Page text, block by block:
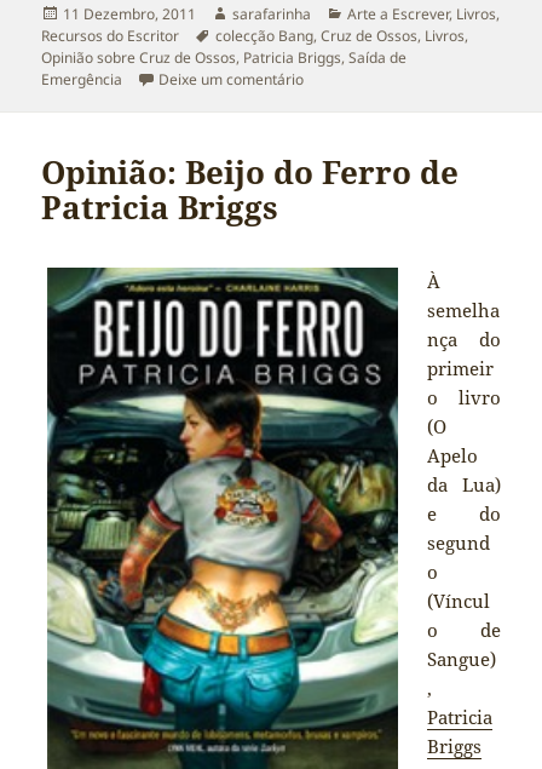
Publicado
a
11 Dezembro, 2011 Autor
sarafarinha Categorias
Arte a Escrever, Livros,
Recursos do Escritor
Etiquetas
colecção Bang,Cruz de Ossos, Livros,
Opinião sobre Cruz de Ossos, Patricia Briggs,Saída de
Emergência
Deixe um comentáriosobre Opinião: ‘Cruz de Ossos’ de
Opinião: Beijo do Ferro de
Patricia Briggs
À
semelha
nça do
primeir
o livro
(O
Apelo
da Lua)
e do
segund
o
(Víncul
o de
Sangue)
,
Patricia
Briggs